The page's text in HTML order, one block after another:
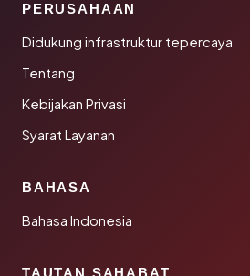
PERUSAHAAN
Didukung infrastruktur tepercaya
Tentang
Kebijakan Privasi
Syarat Layanan
BAHASA
Bahasa Indonesia
TAUTAN SAHABAT